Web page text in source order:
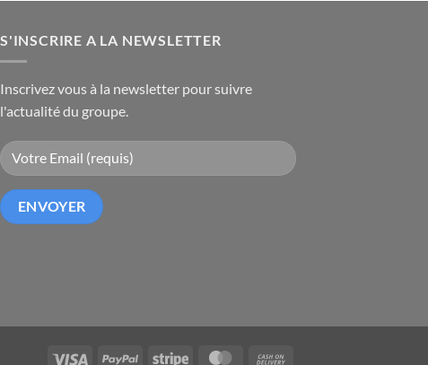
S'INSCRIRE A LA NEWSLETTER
Inscrivez vous à la newsletter pour suivre
l'actualité du groupe.
Visa PayPal Stripe MasterCard